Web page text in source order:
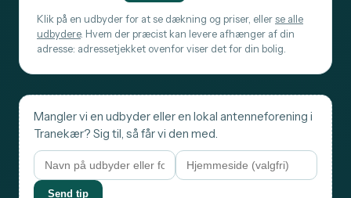
Klik på en udbyder for at se dækning og priser, eller se alle
udbydere. Hvem der præcist kan levere afhænger af din
adresse: adressetjekket ovenfor viser det for din bolig.
Mangler vi en udbyder eller en lokal antenneforening i
Tranekær? Sig til, så får vi den med.
Send tip